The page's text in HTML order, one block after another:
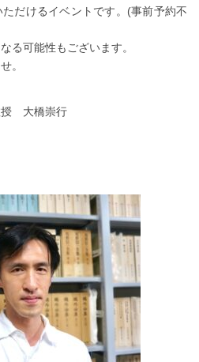
ただけるイベントです。(事前予約不
る可能性もございます。
。
授 大橋崇行